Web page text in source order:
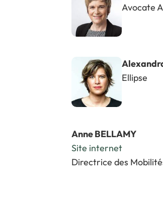
Avocate
Ellipse
Anne BELLAMY
Site internet
Directrice des